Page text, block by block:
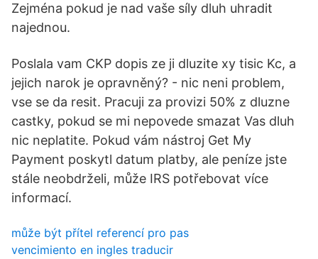
Zejména pokud je nad vaše síly dluh uhradit
najednou.
Poslala vam CKP dopis ze ji dluzite xy tisic Kc, a
jejich narok je opravněný? - nic neni problem,
vse se da resit. Pracuji za provizi 50% z dluzne
castky, pokud se mi nepovede smazat Vas dluh
nic neplatite. Pokud vám nástroj Get My
Payment poskytl datum platby, ale peníze jste
stále neobdrželi, může IRS potřebovat více
informací.
může být přítel referencí pro pas
vencimiento en ingles traducir